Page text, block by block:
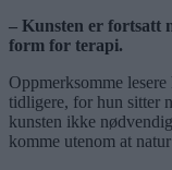
– Kunsten er fortsatt
form for terapi.
Oppmerksomme
tidligere, for hun sitter
kunsten ikke
komme utenom at